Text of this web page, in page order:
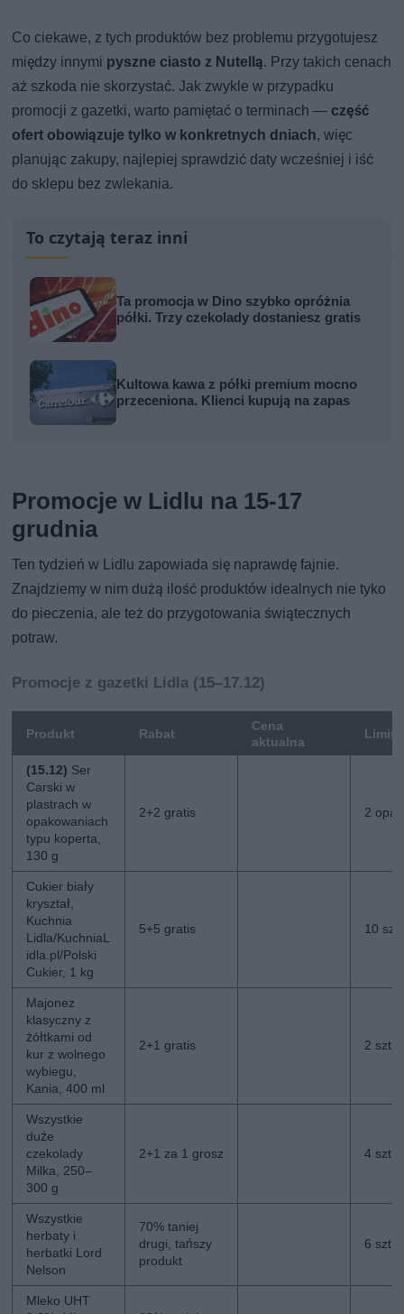
Co ciekawe, z tych produktów bez problemu przygotujesz
między innymi pyszne ciasto z Nutellą. Przy takich cenach
aż szkoda nie skorzystać. Jak zwykle w przypadku
promocji z gazetki, warto pamiętać o terminach — część
ofert obowiązuje tylko w konkretnych dniach, więc
planując zakupy, najlepiej sprawdzić daty wcześniej i iść
do sklepu bez zwlekania.
To czytają teraz inni
Ta promocja w Dino szybko opróżnia
półki. Trzy czekolady dostaniesz gratis
Kultowa kawa z półki premium mocno
przeceniona. Klienci kupują na zapas
Promocje w Lidlu na 15-17
grudnia
Ten tydzień w Lidlu zapowiada się naprawdę fajnie.
Znajdziemy w nim dużą ilość produktów idealnych nie tyko
do pieczenia, ale też do przygotowania świątecznych
potraw.
Promocje z gazetki Lidla (15–17.12)
Produkt Rabat
Cena
aktualna
Limit
(15.12) Ser
Carski w
plastrach w
opakowaniach
typu koperta,
130 g
2+2 gratis 2
Cukier biały
kryształ,
Kuchnia
Lidla/KuchniaL
idla.pl/Polski
Cukier, 1 kg
5+5 gratis 10 szt.
Majonez
klasyczny z
żółtkami od
kur z wolnego
wybiegu,
Kania, 400 ml
2+1 gratis 2 szt.
Wszystkie
duże
czekolady
Milka, 250–
300 g
2+1 za 1 grosz 4 szt.
Wszystkie
herbaty i
herbatki Lord
Nelson
70% taniej
drugi, tańszy
produkt
6 szt.
Mleko UHT